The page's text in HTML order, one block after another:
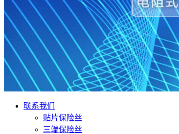
联系我们
贴片保险丝
三端保险丝